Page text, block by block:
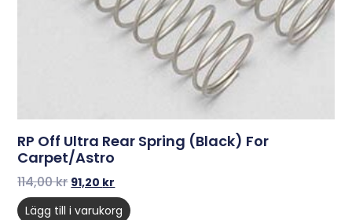
RP Off Ultra Rear Spring (Black) For
Carpet/Astro
114,00kr 91,20 kr
Lägg till i varukorg